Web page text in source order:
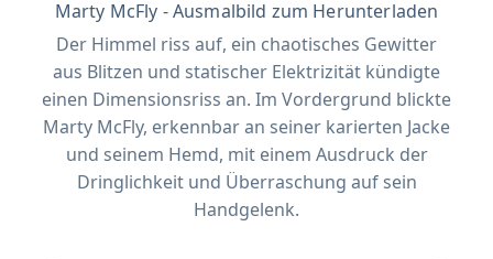
Marty McFly - Ausmalbild zum Herunterladen
Der Himmel riss auf, ein chaotisches Gewitter
aus Blitzen und statischer Elektrizität kündigte
einen Dimensionsriss an. Im Vordergrund blickte
Marty McFly, erkennbar an seiner karierten Jacke
und seinem Hemd, mit einem Ausdruck der
Dringlichkeit und Überraschung auf sein
Handgelenk.